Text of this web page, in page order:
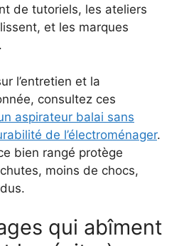
de tutoriels, les ateliers
et les marques
l’entretien et la
consultez ces
aspirateur balai sans
de l’électroménager.
bien rangé protège
moins de chocs,
qui abîment